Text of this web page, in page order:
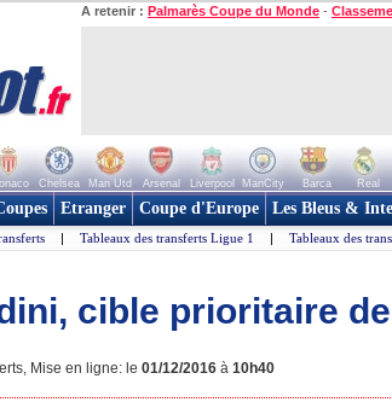
A retenir : Palmarès Coupe du Monde -
Chelsea Man Utd Arsenal Liverpool ManCity Barca Real
Etranger Coupe d'Europe Les Bleus &
| Tableaux des transferts Ligue 1 | Tableaux des
cible prioritaire
Mise en ligne: le 01/12/2016 à 10h40